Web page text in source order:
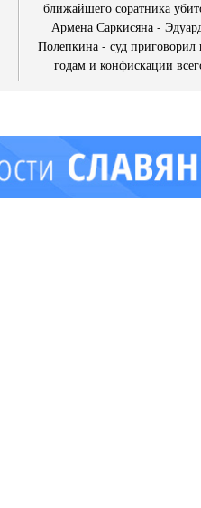
ближайшего соратника
Армена Саркисяна -
Полепкина - суд приговорил
годам и конфискации